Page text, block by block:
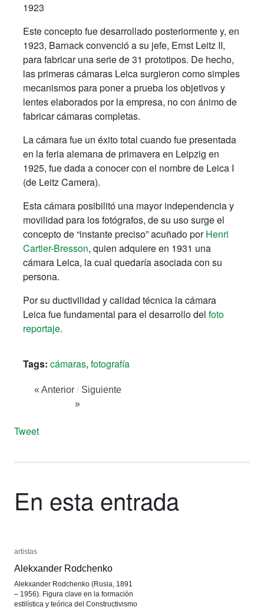
1923
Este concepto fue desarrollado posteriormente y, en
1923, Barnack convenció a su jefe, Ernst Leitz II,
para fabricar una serie de 31 prototipos. De hecho,
las primeras cámaras Leica surgieron como simples
mecanismos para poner a prueba los objetivos y
lentes elaborados por la empresa, no con ánimo de
fabricar cámaras completas.
La cámara fue un éxito total cuando fue presentada
en la feria alemana de primavera en Leipzig en
1925, fue dada a conocer con el nombre de Leica I
(de Leitz Camera).
Esta cámara posibilitó una mayor independencia y
movilidad para los fotógrafos, de su uso surge el
concepto de “instante preciso” acuñado porHenri
Cartier-Bresson, quien adquiere en 1931 una
cámara Leica, la cual quedaría asociada con su
persona.
Por su ductivilidad y calidad técnica la cámara
Leica fue fundamental para el desarrollo del foto
reportaje.
Tags: cámaras, fotografía
« Anterior / Siguiente
»
Tweet
En esta entrada
artistas
Alekxander Rodchenko
Alekxander Rodchenko (Rusia, 1891
– 1956). Figura clave en la formación
estilística y teórica del Constructivismo
artistas
Alekxander Rodchenko